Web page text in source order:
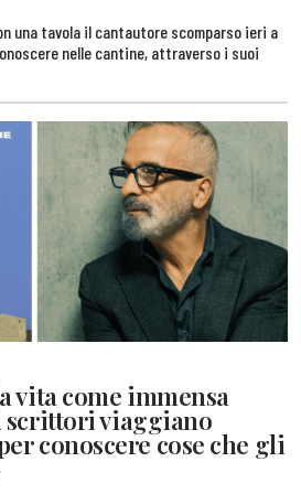
una tavola il cantautore scomparso ieri a
nelle cantine, attraverso i suoi
vita come immensa
scrittori viaggiano
conoscere cose che gli